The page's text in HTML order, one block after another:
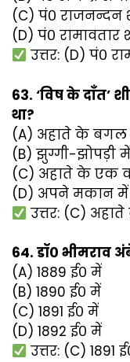
(C) पं० राजनन्दन
(D) पं० रामावतार
उत्तर: (D) पं०
63. ‘विष के दाँत’
था?
(A) अहाते के
(B) झुग्गी-झोपड़ी में
(C) अहाते के एक
(D) अपने मकान में
उत्तर: (C)
64. डॉ० भीमराव
(A) 1889 ई० में
(B) 1890 ई० में
(C) 1891 ई० में
(D) 1892 ई० में
उत्तर: (C) 1891